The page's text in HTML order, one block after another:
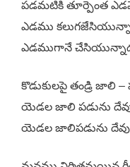
పడమటికి తూర్పెంత
ఎడము
ఎడముగానే
కొడుకులపై తండ్రి జాలి –
యెడల జాలి పడును
యెడల జాలిపడును